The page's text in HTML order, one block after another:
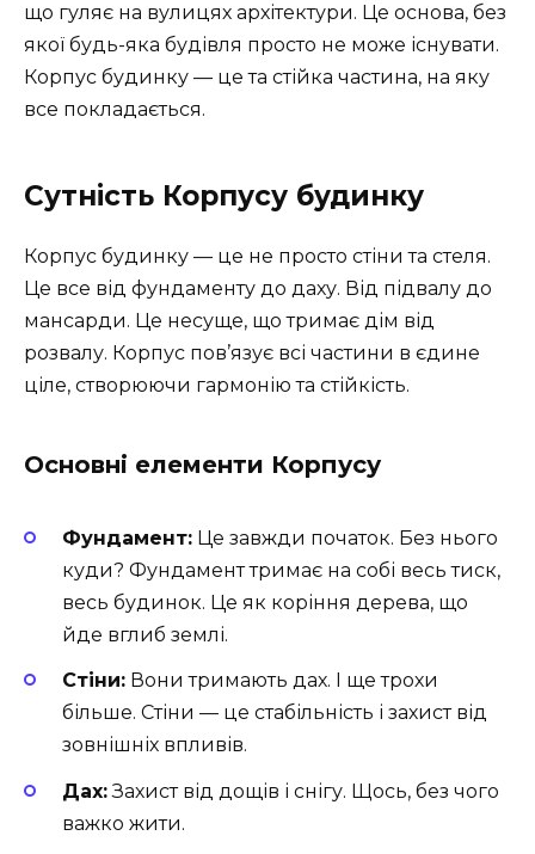
що гуляє на вулицях архітектури. Це основа, без
якої будь-яка будівля просто не може існувати.
Корпус будинку — це та стійка частина, на яку
все покладається.
Сутність Корпусу будинку
Корпус будинку — це не просто стіни та стеля.
Це все від фундаменту до даху. Від підвалу до
мансарди. Це несуще, що тримає дім від
розвалу. Корпус пов’язує всі частини в єдине
ціле, створюючи гармонію та стійкість.
Основні елементи Корпусу
Фундамент: Це завжди початок. Без нього
куди? Фундамент тримає на собі весь тиск,
весь будинок. Це як коріння дерева, що
йде вглиб землі.
Стіни: Вони тримають дах. І ще трохи
більше. Стіни — це стабільність і захист від
зовнішніх впливів.
Дах:Захист від дощів і снігу. Щось, без чого
важко жити.